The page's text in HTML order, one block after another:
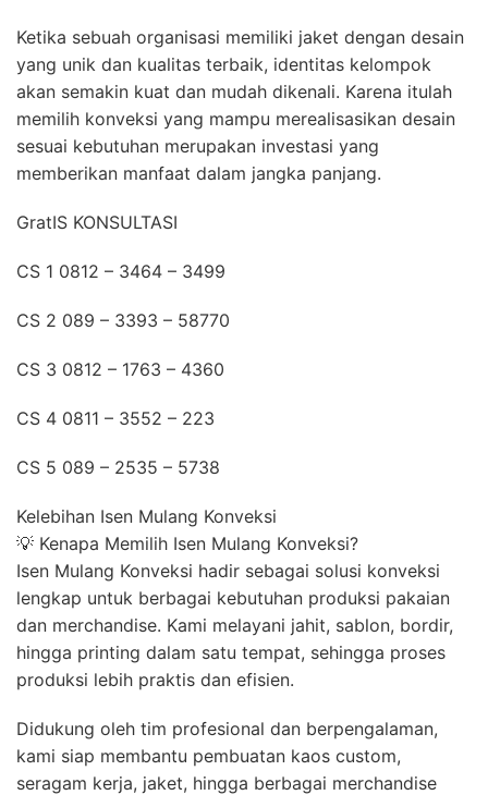
Ketika sebuah organisasi memiliki jaket dengan desain
yang unik dan kualitas terbaik, identitas kelompok
akan semakin kuat dan mudah dikenali. Karena itulah
memilih konveksi yang mampu merealisasikan desain
sesuai kebutuhan merupakan investasi yang
memberikan manfaat dalam jangka panjang.
GratIS KONSULTASI
CS 1 0812 – 3464 – 3499
CS 2 089 – 3393 – 58770
CS 3 0812 – 1763 – 4360
CS 4 0811 – 3552 – 223
CS 5 089 – 2535 – 5738
Kelebihan Isen Mulang Konveksi
💡 Kenapa Memilih Isen Mulang Konveksi?
Isen Mulang Konveksi hadir sebagai solusi konveksi
lengkap untuk berbagai kebutuhan produksi pakaian
dan merchandise. Kami melayani jahit, sablon, bordir,
hingga printing dalam satu tempat, sehingga proses
produksi lebih praktis dan efisien.
Didukung oleh tim profesional dan berpengalaman,
kami siap membantu pembuatan kaos custom,
seragam kerja, jaket, hingga berbagai merchandise